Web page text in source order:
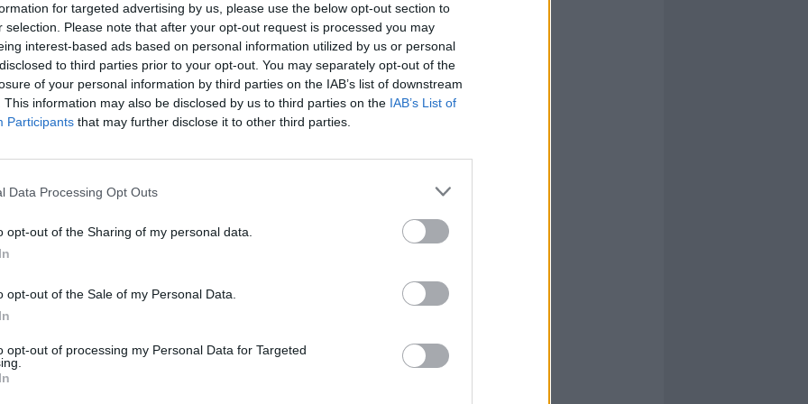
for targeted advertising by us, please use the below opt-out section to
selection. Please note that after your opt-out request is processed you may
interest-based ads based on personal information utilized by us or personal
to third parties prior to your opt-out. You may separately opt-out of the
of your personal information by third parties on the IAB’s list of downstream
This information may also be disclosed by us to third parties on the IAB’s List of
Participants that may further disclose it to other third parties.
Data Processing Opt Outs
opt-out of the Sharing of my personal data.
opt-out of the Sale of my Personal Data.
opt-out of processing my Personal Data for Targeted
figura
figura del
puntati
prima